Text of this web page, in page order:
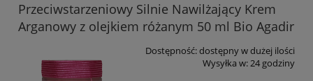
Przeciwstarzeniowy Silnie Nawilżający Krem
Arganowy z olejkiem różanym 50 ml Bio Agadir
Dostępność:dostępny w dużej ilości
Wysyłka w:24 godziny